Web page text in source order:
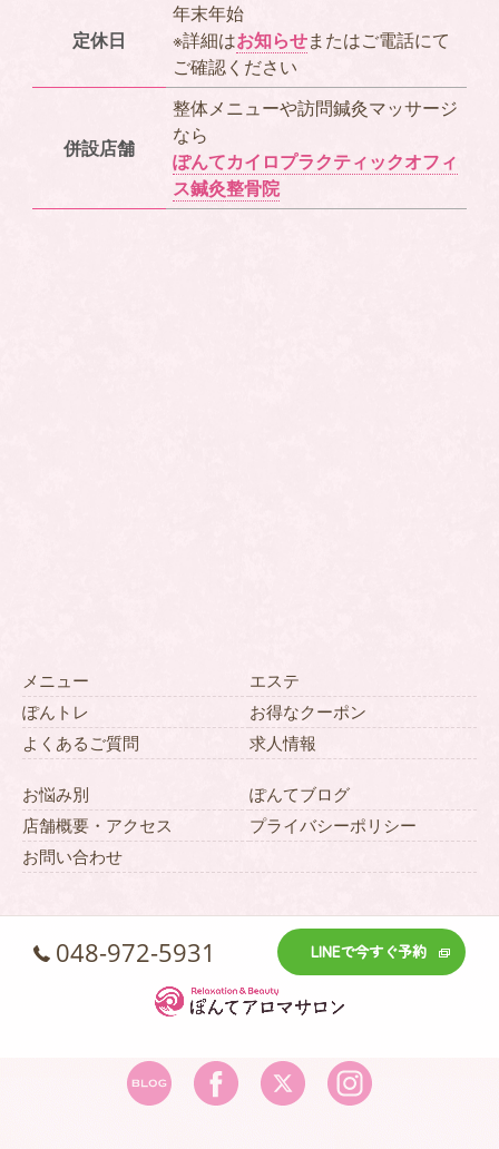
定休日
年末年始
※詳細はお知らせまたはご電話にて
ご確認ください
併設店舗
整体メニューや訪問鍼灸マッサージ
なら
ぽんてカイロプラクティックオフィ
ス鍼灸整骨院
メニュー
エステ
ぽんトレ
お得なクーポン
よくあるご質問
求人情報
お悩み別
ぽんてブログ
店舗概要・アクセス
プライバシーポリシー
お問い合わせ
048-972-5931 LINEで今すぐ予約